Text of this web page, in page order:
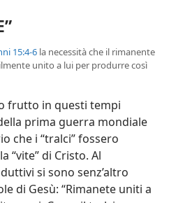
15:4-6 la necessità che il rimanente
unito a lui per produrre così
frutto in questi tempi
prima guerra mondiale
che i “tralci” fossero
“vite” di Cristo. Al
si sono senz’altro
di Gesù: “Rimanete uniti a